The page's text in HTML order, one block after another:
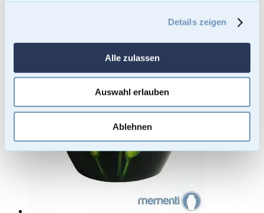
Details zeigen
Alle zulassen
Auswahl erlauben
Ablehnen